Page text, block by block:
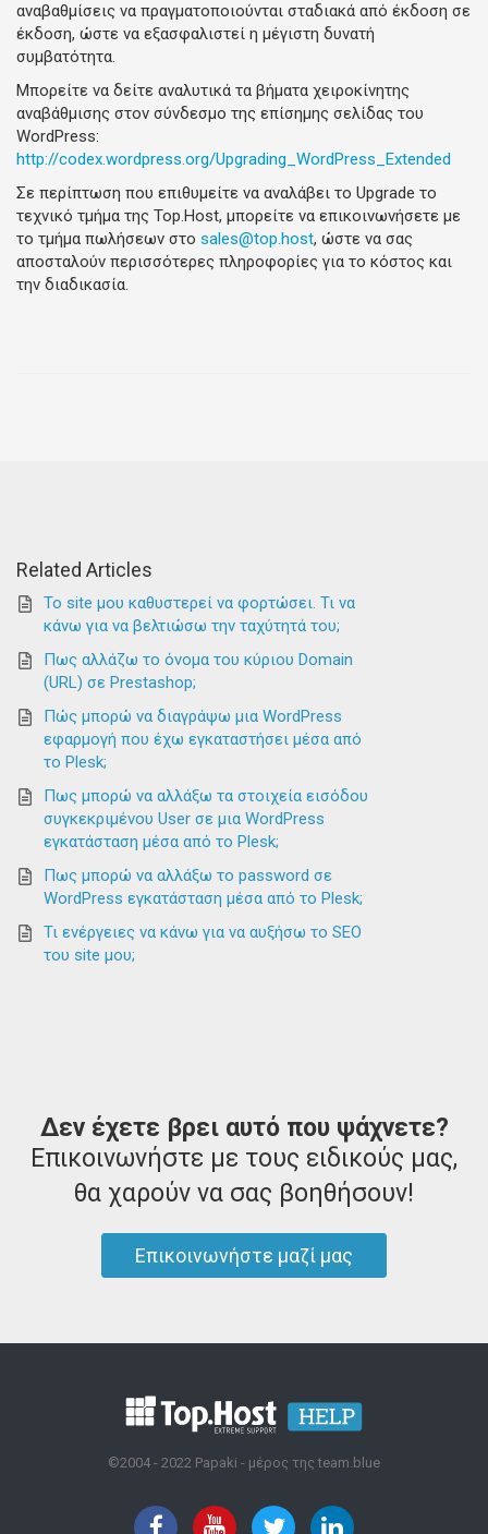
αναβαθμίσεις να πραγματοποιούνται σταδιακά από έκδοση σε
έκδοση, ώστε να εξασφαλιστεί η μέγιστη δυνατή
συμβατότητα.
Μπορείτε να δείτε αναλυτικά τα βήματα χειροκίνητης
αναβάθμισης στον σύνδεσμο της επίσημης σελίδας του
WordPress:
http://codex.wordpress.org/Upgrading_WordPress_Extended
Σε περίπτωση που επιθυμείτε να αναλάβει το Upgrade το
τεχνικό τμήμα της Top.Host, μπορείτε να επικοινωνήσετε με
το τμήμα πωλήσεων στο sales@top.host, ώστε να σας
αποσταλούν περισσότερες πληροφορίες για το κόστος και
την διαδικασία.
Related Articles
Το site μου καθυστερεί να φορτώσει. Τι να
κάνω για να βελτιώσω την ταχύτητά του;
Πως αλλάζω το όνομα του κύριου Domain
(URL) σε Prestashop;
Πώς μπορώ να διαγράψω μια WordPress
εφαρμογή που έχω εγκαταστήσει μέσα από
το Plesk;
Πως μπορώ να αλλάξω τα στοιχεία εισόδου
συγκεκριμένου User σε μια WordPress
εγκατάσταση μέσα από το Plesk;
Πως μπορώ να αλλάξω το password σε
WordPress εγκατάσταση μέσα από το Plesk;
Τι ενέργειες να κάνω για να αυξήσω το SEO
του site μου;
Δεν έχετε βρει αυτό που ψάχνετε?
Επικοινωνήστε με τους ειδικούς μας,
θα χαρούν να σας βοηθήσουν!
Επικοινωνήστε μαζί μας
©2004 - 2022 Papaki - μέρος της team.blue